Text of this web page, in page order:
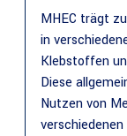
MHEC trägt
in
Klebstoffen
Diese
Nutzen von